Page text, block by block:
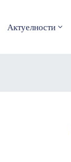
Актуелности